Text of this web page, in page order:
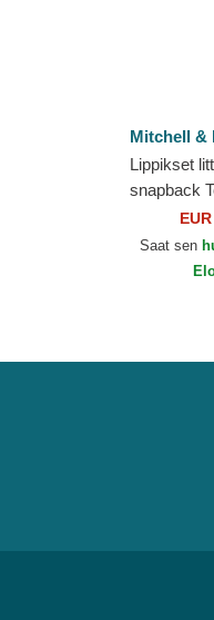
Mitchell &
Lippikset
snapback
2.0 Boston
Mitchell &
Saat sen